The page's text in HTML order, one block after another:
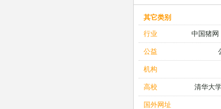
其它类别
行业
中国猪网
公益
机构
高校 清华大
国外网址